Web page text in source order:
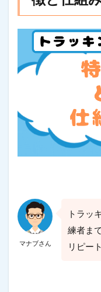
マナブさん
トラッ
練者ま
リピー